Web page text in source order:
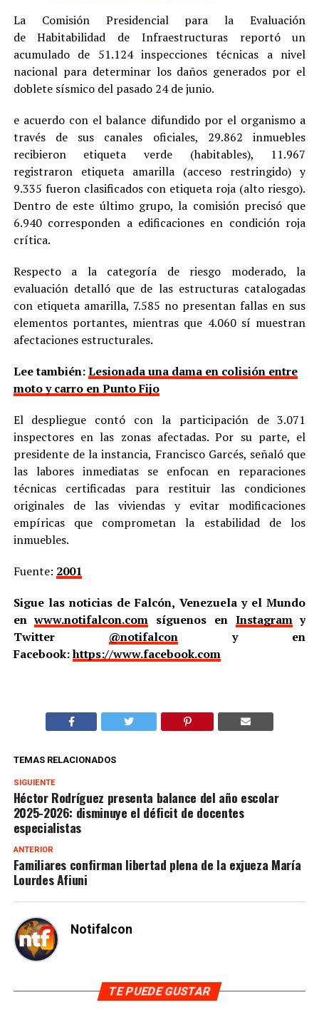
La Comisión Presidencial para la Evaluación
de Habitabilidad de Infraestructuras reportó un
acumulado de 51.124 inspecciones técnicas a nivel
nacional para determinar los daños generados por el
doblete sísmico del pasado 24 de junio.
e acuerdo con el balance difundido por el organismo a
través de sus canales oficiales, 29.862 inmuebles
recibieron etiqueta verde (habitables), 11.967
registraron etiqueta amarilla (acceso restringido) y
9.335 fueron clasificados con etiqueta roja (alto riesgo).
Dentro de este último grupo, la comisión precisó que
6.940 corresponden a edificaciones en condición roja
crítica.
Respecto a la categoría de riesgo moderado, la
evaluación detalló que de las estructuras catalogadas
con etiqueta amarilla, 7.585 no presentan fallas en sus
elementos portantes, mientras que 4.060 sí muestran
afectaciones estructurales.
Lee también:Lesionada una dama en colisión entre
moto y carro en Punto Fijo
El despliegue contó con la participación de 3.071
inspectores en las zonas afectadas. Por su parte, el
presidente de la instancia, Francisco Garcés, señaló que
las labores inmediatas se enfocan en reparaciones
técnicas certificadas para restituir las condiciones
originales de las viviendas y evitar modificaciones
empíricas que comprometan la estabilidad de los
inmuebles.
Fuente: 2001
Sigue las noticias de Falcón, Venezuela y el Mundo
enwww.notifalcon.com síguenos en Instagramy
Twitter @notifalcony en
Facebook:https://www.facebook.com
TEMAS RELACIONADOS
SIGUIENTE
Héctor Rodríguez presenta balance del año escolar
2025-2026: disminuye el déficit de docentes
especialistas
ANTERIOR
Familiares confirman libertad plena de la exjueza María
Lourdes Afiuni
Notifalcon
TE PUEDE GUSTAR